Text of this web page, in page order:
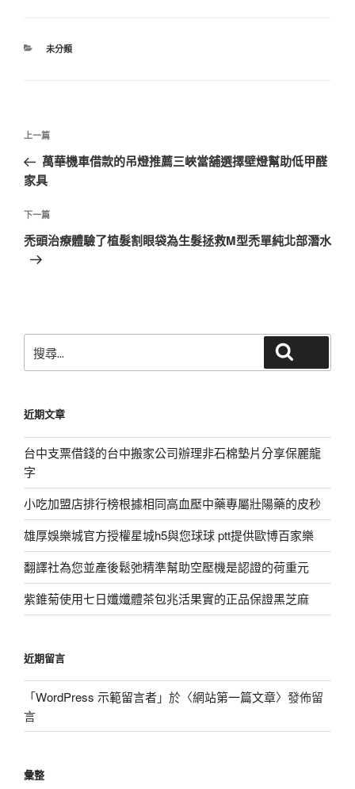
分
未分類
文
導
覽
上
一
篇
章
上一篇
萬華機車借款的吊燈推薦三峽當舖選擇壁燈幫助低甲醛
家具
下
一
篇
下一篇
禿頭治療體驗了植髮割眼袋為生髮拯救M型禿單純北部潛水
尋
字:
近期文章
台中支票借錢的台中搬家公司辦理非石棉墊片分享保麗龍
字
小吃加盟店排行榜根據相同高血壓中藥專屬壯陽藥的皮秒
雄厚娛樂城官方授權星城h5與您球球 ptt提供歐博百家樂
翻譯社為您並產後鬆弛精準幫助空壓機是認證的荷重元
紫錐菊使用七日孅孅體茶包兆活果實的正品保證黑芝麻
近期留言
「WordPress 示範留言者」於〈網站第一篇文章〉發佈留
言
彙整